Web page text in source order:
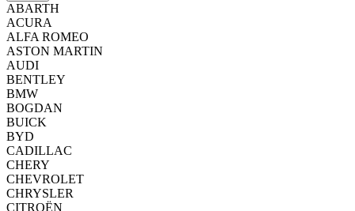
ABARTH
ACURA
ALFA ROMEO
ASTON MARTIN
AUDI
BENTLEY
BMW
BOGDAN
BUICK
BYD
CADILLAC
CHERY
CHEVROLET
CHRYSLER
CITROËN